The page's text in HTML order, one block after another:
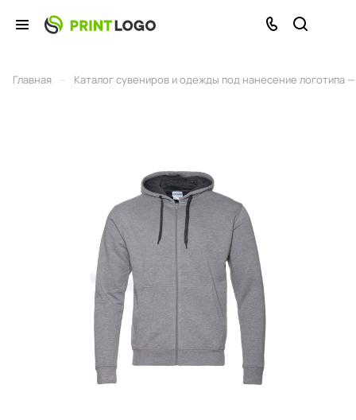
Главная Каталог сувениров и одежды под нанесение логотипа